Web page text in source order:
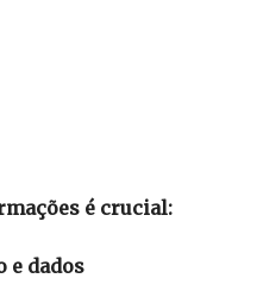
é crucial:
e dados